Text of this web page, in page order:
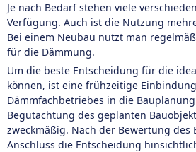
Je nach Bedarf stehen viele
Verfügung. Auch ist die Nutzung
Bei einem Neubau nutzt man
für die Dämmung.
Um die beste Entscheidung für die
können, ist eine frühzeitige
Dämmfachbetriebes in die
Begutachtung des geplanten
zweckmäßig. Nach der Bewertung des
Anschluss die Entscheidung